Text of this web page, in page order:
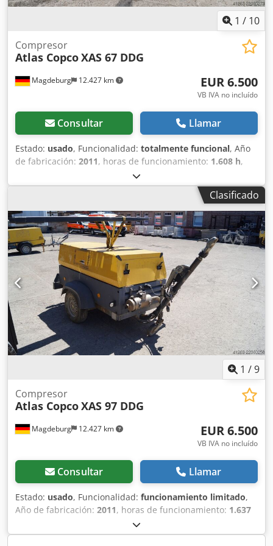
empresas/profesionales (B2B): La venta se realiza con
exclusión total de cualquier garantía o responsabilidad por
prueba. Visita y prueba de funcionamiento posibles en
Weissenbach 153, 8967 Haus im Ennstal previa cita.
1 / 10
Magdeburg 12.427 km
Compresor
Atlas CopcoXAS 67 DDG
EUR 6.500
VB IVA no incluído
Consultar Llamar
Estado: usado, Funcionalidad: totalmente funcional, Año
de fabricación: 2011, horas de funcionamiento: 1.608 h,
Compresor Atlas Copco XAS 67 DDG, año 2011, 1608 horas
de funcionamiento, caudal volumétrico 3,5 m³, corriente
de emergencia 12,5 kVA, conexiones: 1 x 230 voltios, 2 x
400 voltios, núm. de serie YA3062565B0165591,
documentación de matriculación disponible.
Dwodpfszbiivex Ad Iea
Clasificado
1 /9
Magdeburg 12.427 km
Compresor
Atlas CopcoXAS 97 DDG
EUR 6.500
VB IVA no incluído
Consultar Llamar
Estado: usado, Funcionalidad: funcionamiento limitado,
Año de fabricación: 2011, horas de funcionamiento: 1.637
, Compresor Atlas Copco XAS 97 DDG, año de fabricación
2011, 1637 horas de funcionamiento, caudal 5,3 m³,